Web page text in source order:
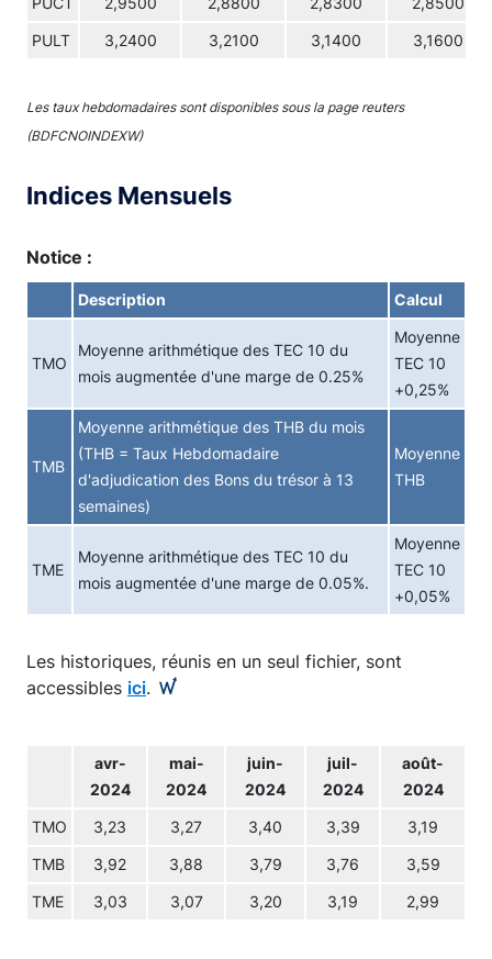
PULT 3,2400 3,2100 3,1400 3,1600
Les taux hebdomadaires sont disponibles sous la page reuters
(BDFCNOINDEXW)
Indices Mensuels
Notice :
Description Calcul
TMO
Moyenne arithmétique des TEC 10 du
mois augmentée d'une marge de 0.25%
Moyenne
TEC 10
+0,25%
TMB
Moyenne arithmétique des THB du mois
(THB = Taux Hebdomadaire
d'adjudication des Bons du trésor à 13
semaines)
Moyenne
THB
TME
Moyenne arithmétique des TEC 10 du
mois augmentée d'une marge de 0.05%.
Moyenne
TEC 10
+0,05%
Les historiques, réunis en un seul fichier, sont
accessibles ici.
avr-
2024
mai-
2024
juin-
2024
juil-
2024
août-
2024
TMO 3,23 3,27 3,40 3,39 3,19
TMB 3,92 3,88 3,79 3,76 3,59
TME 3,03 3,07 3,20 3,19 2,99